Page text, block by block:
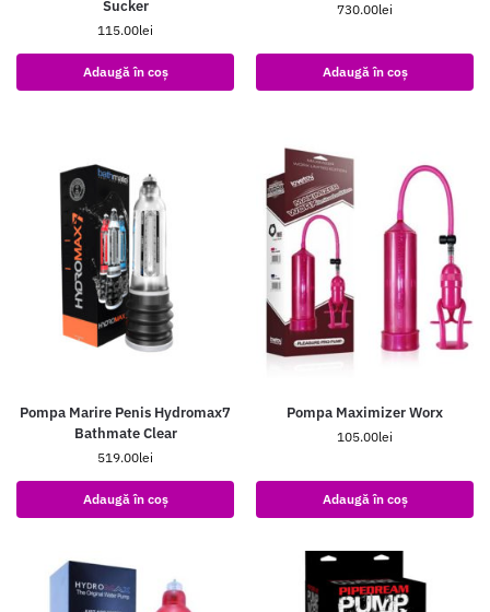
Sucker
115.00lei
Adaugă în coș
730.00lei
Adaugă în coș
Pompa Marire Penis Hydromax7
Bathmate Clear
519.00lei
Adaugă în coș
Pompa Maximizer Worx
105.00lei
Adaugă în coș